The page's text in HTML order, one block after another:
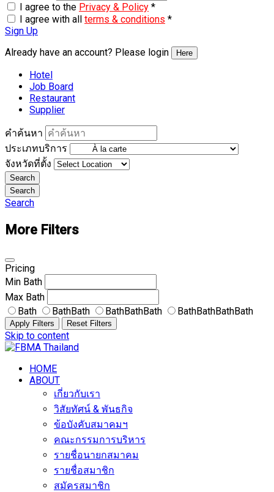
I agree to the Privacy & Policy *
I agree with all terms & conditions *
Sign Up
Already have an account? Please login
Here
Hotel
Job Board
Restaurant
Supplier
คำค้นหา
ประเภทบริการ
จังหวัดที่ตั้ง
Search
Search
Search
More Filters
Pricing
Min Bath
Max Bath
Bath
BathBath BathBathBath BathBathBathBath
Apply Filters Reset Filters
Skip to content
HOME
ABOUT
เกี่ยวกับเรา
วิสัยทัศน์ & พันธกิจ
ข้อบังคับสมาคมฯ
คณะกรรมการบริหาร
รายชื่อนายกสมาคม
รายชื่อสมาชิก
สมัครสมาชิก